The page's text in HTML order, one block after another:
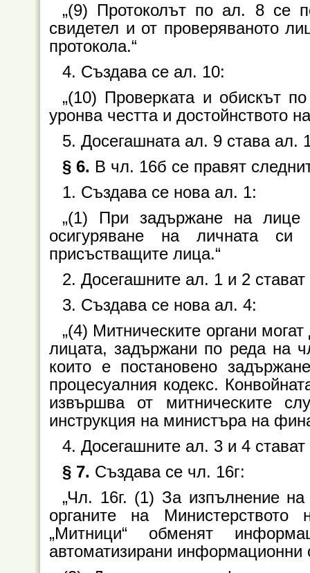
„(9) Протоколът по ал. 8 се
свидетел и от проверяваното
протокола.“
4. Създава се ал. 10:
„(10) Проверката и обискът
уронва честта и достойнството
5. Досегашната ал. 9 става ал.
§ 6. В чл. 16б се правят
1. Създава се нова ал. 1:
„(1) При задържане на лице
осигуряване на личната си
присъстващите лица.“
2. Досегашните ал. 1 и 2
3. Създава се нова ал. 4:
„(4) Митническите органи
лицата, задържани по реда на
които е постановено
процесуалния кодекс.
извършва от митническите
инструкция на министъра на
4. Досегашните ал. 3 и 4
§ 7. Създава се чл. 16г:
„Чл. 16г. (1) За изпълнение
органите на
„Митници“ обменят
автоматизирани информационни